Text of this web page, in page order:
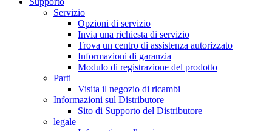
Servizio
Opzioni di servizio
Invia una richiesta di servizio
Trova un centro di assistenza autorizzato
Informazioni di garanzia
Modulo di registrazione del prodotto
Parti
Visita il negozio di ricambi
Informazioni sul Distributore
Sito di Supporto del Distributore
legale